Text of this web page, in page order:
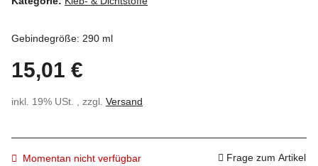
Gebindegröße: 290 ml
15,01 €
inkl. 19% USt. , zzgl. Versand
Momentan nicht verfügbar Frage zum Artikel